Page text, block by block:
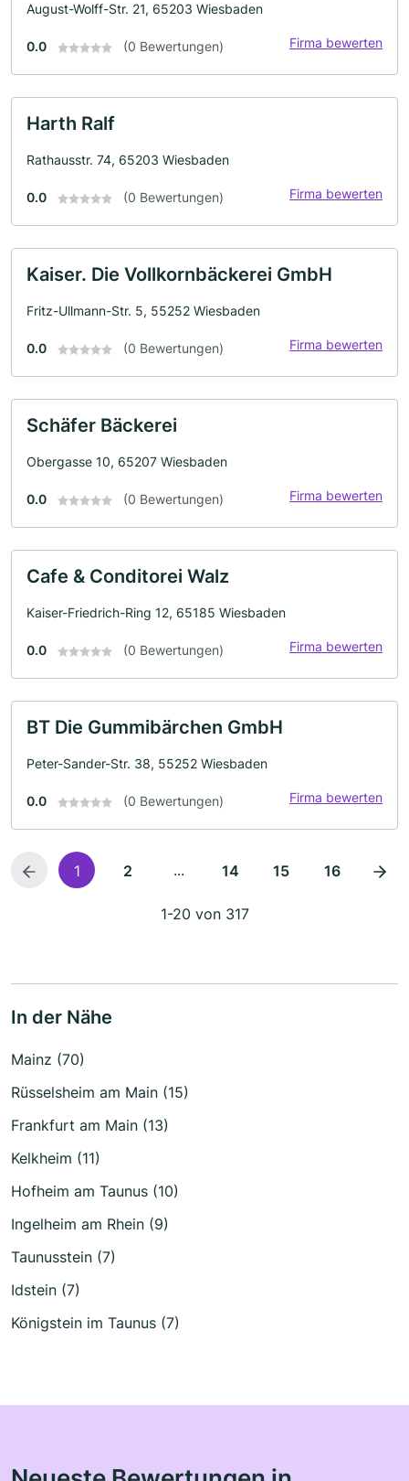
August-Wolff-Str. 21, 65203 Wiesbaden
0.0 (0 Bewertungen) Firma bewerten
Harth Ralf
Rathausstr. 74, 65203 Wiesbaden
0.0 (0 Bewertungen) Firma bewerten
Kaiser. Die Vollkornbäckerei GmbH
Fritz-Ullmann-Str. 5, 55252 Wiesbaden
0.0 (0 Bewertungen) Firma bewerten
Schäfer Bäckerei
Obergasse 10, 65207 Wiesbaden
0.0 (0 Bewertungen) Firma bewerten
Cafe & Conditorei Walz
Kaiser-Friedrich-Ring 12, 65185 Wiesbaden
0.0 (0 Bewertungen) Firma bewerten
BT Die Gummibärchen GmbH
Peter-Sander-Str. 38, 55252 Wiesbaden
0.0 (0 Bewertungen) Firma bewerten
1 2 ... 14 15 16
1-20 von 317
In der Nähe
Mainz (70)
Rüsselsheim am Main (15)
Frankfurt am Main (13)
Kelkheim (11)
Hofheim am Taunus (10)
Ingelheim am Rhein (9)
Taunusstein (7)
Idstein (7)
Königstein im Taunus (7)